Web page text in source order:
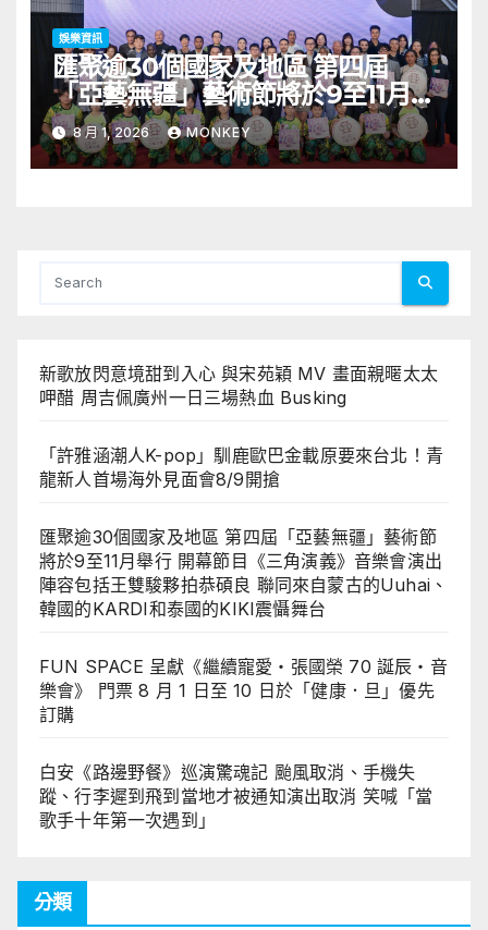
娛樂資訊
匯聚逾30個國家及地區 第四屆
「亞藝無疆」藝術節將於9至11月舉
行 開幕節目《三角演義》音樂會演
出陣容包括王雙駿夥拍恭碩良 聯同
來自蒙古的Uuhai、韓國的KARDI
8 月 1, 2026 MONKEY
新歌放閃意境甜到入心 與宋苑穎 MV 畫面親暱太太
呷醋 周吉佩廣州一日三場熱血 Busking
「許雅涵潮人K-pop」馴鹿歐巴金載原要來台北！青
龍新人首場海外見面會8/9開搶
匯聚逾30個國家及地區 第四屆「亞藝無疆」藝術節
將於9至11月舉行 開幕節目《三角演義》音樂會演出
陣容包括王雙駿夥拍恭碩良 聯同來自蒙古的Uuhai、
韓國的KARDI和泰國的KIKI震懾舞台
FUN SPACE 呈獻《繼續寵愛・張國榮 70 誕辰・音
樂會》 門票 8 月 1 日至 10 日於「健康．旦」優先
訂購
白安《路邊野餐》巡演驚魂記 颱風取消、手機失
蹤、行李遲到飛到當地才被通知演出取消 笑喊「當
歌手十年第一次遇到」
分類